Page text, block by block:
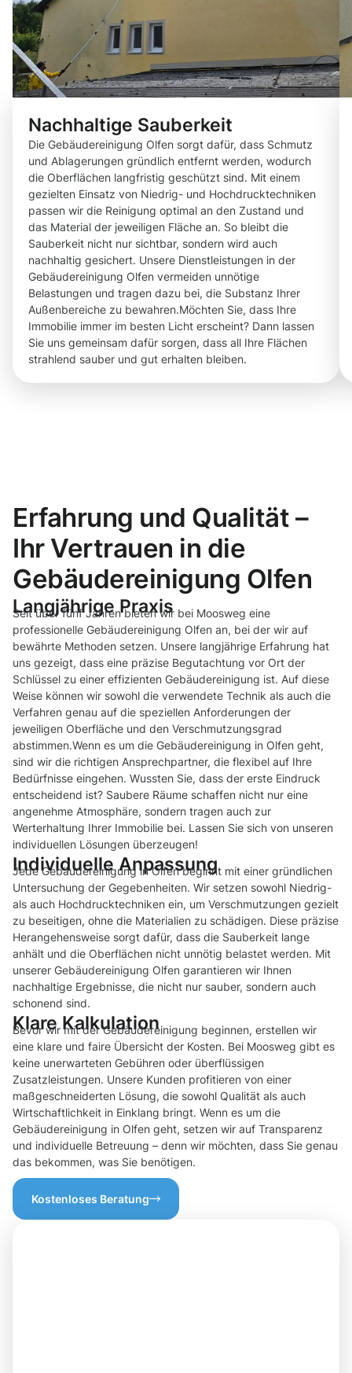
Nachhaltige Sauberkeit
Die Gebäudereinigung Olfen sorgt dafür, dass Schmutz
und Ablagerungen gründlich entfernt werden, wodurch
die Oberflächen langfristig geschützt sind. Mit einem
gezielten Einsatz von Niedrig- und Hochdrucktechniken
passen wir die Reinigung optimal an den Zustand und
das Material der jeweiligen Fläche an. So bleibt die
Sauberkeit nicht nur sichtbar, sondern wird auch
nachhaltig gesichert. Unsere Dienstleistungen in der
Gebäudereinigung Olfen vermeiden unnötige
Belastungen und tragen dazu bei, die Substanz Ihrer
Außenbereiche zu bewahren.Möchten Sie, dass Ihre
Immobilie immer im besten Licht erscheint? Dann lassen
Sie uns gemeinsam dafür sorgen, dass all Ihre Flächen
strahlend sauber und gut erhalten bleiben.
Erfahrung und Qualität –
Ihr Vertrauen in die
Gebäudereinigung Olfen
Langjährige Praxis
Seit über fünf Jahren bieten wir bei Moosweg eine
professionelle Gebäudereinigung Olfen an, bei der wir auf
bewährte Methoden setzen. Unsere langjährige Erfahrung hat
uns gezeigt, dass eine präzise Begutachtung vor Ort der
Schlüssel zu einer effizienten Gebäudereinigung ist. Auf diese
Weise können wir sowohl die verwendete Technik als auch die
Verfahren genau auf die speziellen Anforderungen der
jeweiligen Oberfläche und den Verschmutzungsgrad
abstimmen.Wenn es um die Gebäudereinigung in Olfen geht,
sind wir die richtigen Ansprechpartner, die flexibel auf Ihre
Bedürfnisse eingehen. Wussten Sie, dass der erste Eindruck
entscheidend ist? Saubere Räume schaffen nicht nur eine
angenehme Atmosphäre, sondern tragen auch zur
Werterhaltung Ihrer Immobilie bei. Lassen Sie sich von unseren
individuellen Lösungen überzeugen!
Individuelle Anpassung
Jede Gebäudereinigung in Olfen beginnt mit einer gründlichen
Untersuchung der Gegebenheiten. Wir setzen sowohl Niedrig-
als auch Hochdrucktechniken ein, um Verschmutzungen gezielt
zu beseitigen, ohne die Materialien zu schädigen. Diese präzise
Herangehensweise sorgt dafür, dass die Sauberkeit lange
anhält und die Oberflächen nicht unnötig belastet werden. Mit
unserer Gebäudereinigung Olfen garantieren wir Ihnen
nachhaltige Ergebnisse, die nicht nur sauber, sondern auch
schonend sind.
Klare Kalkulation
Bevor wir mit der Gebäudereinigung beginnen, erstellen wir
eine klare und faire Übersicht der Kosten. Bei Moosweg gibt es
keine unerwarteten Gebühren oder überflüssigen
Zusatzleistungen. Unsere Kunden profitieren von einer
maßgeschneiderten Lösung, die sowohl Qualität als auch
Wirtschaftlichkeit in Einklang bringt. Wenn es um die
Gebäudereinigung in Olfen geht, setzen wir auf Transparenz
und individuelle Betreuung – denn wir möchten, dass Sie genau
das bekommen, was Sie benötigen.
Kostenloses Beratung